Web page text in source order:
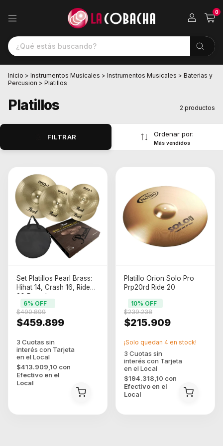
0
Inicio > Instrumentos Musicales > Instrumentos Musicales > Baterias y
Percusion > Platillos
Platillos 2 productos
FILTRAR Ordenar por:
Más vendidos
Set Platillos Pearl Brass:
Hihat 14, Crash 16, Ride
20 Dorado
$459.899
$490.899
6% OFF
$413.909,10 con
Efectivo en el
Local
Platillo Orion Solo Pro
Prp20rd Ride 20
$215.909
$239.238
10% OFF
$194.318,10 con
Efectivo en el
Local
¡Solo quedan 4 en stock!